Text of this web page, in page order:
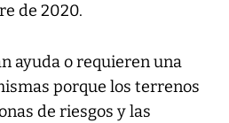
de 2020.
ayuda o requieren una
porque los terrenos
de riesgos y las